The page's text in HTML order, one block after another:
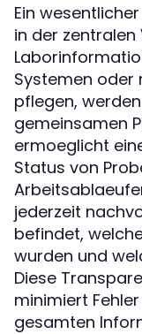
Ein
in der
Systemen oder
pflegen,
gemeinsamen
ermoeglicht
Status von
jederzeit
befindet,
wurden und
Diese
minimiert
gesamten